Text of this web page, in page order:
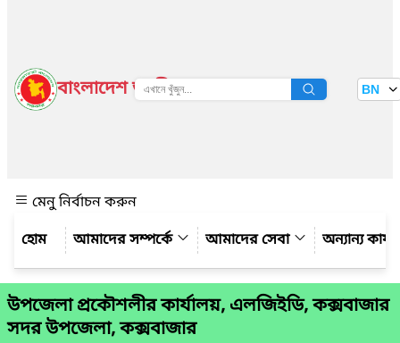
বাংলাদেশ জাতীয় তথ্য বাতায়ন BN
মেনু নির্বাচন করুন
আমাদের সম্পর্কে
আমাদের সেবা অন্যান্য
উপজেলা প্রকৌশলীর কার্যালয়, এলজিইডি, কক্সবাজার
সদর উপজেলা, কক্সবাজার